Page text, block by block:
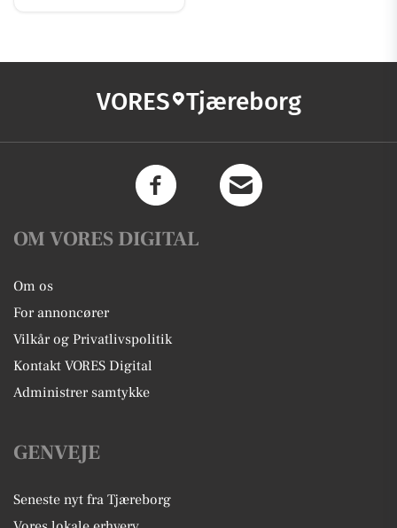
VORES Tjæreborg
OM VORES DIGITAL
Om os
For annoncører
Vilkår og Privatlivspolitik
Kontakt VORES Digital
Administrer samtykke
GENVEJE
Seneste nyt fra Tjæreborg